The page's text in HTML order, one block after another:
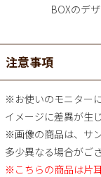
BOXのデ
注意事項
※お使いのモニター
イメージに差異が生
※画像の商品は、サ
多少異なる場合がご
※こちらの商品は片